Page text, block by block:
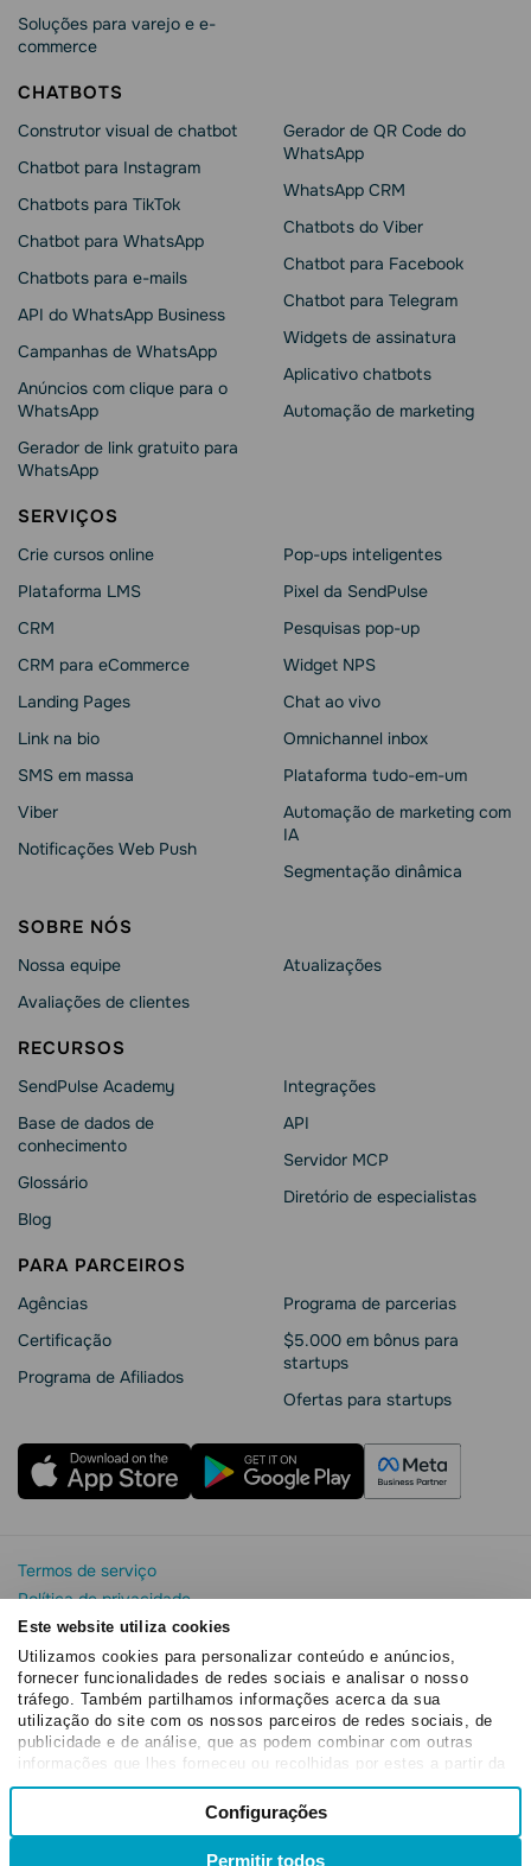
Este website utiliza cookies
Utilizamos cookies para personalizar conteúdo e anúncios,
fornecer funcionalidades de redes sociais e analisar o nosso
tráfego. Também partilhamos informações acerca da sua
utilização do site com os nossos parceiros de redes sociais, de
publicidade e de análise, que as podem combinar com outras
informações que lhes forneceu ou recolhidas por estes a partir da
sua utilização dos respetivos serviços.
Seleção
consentimento
Configurações
Permitir todos
Soluções para varejo e e-
commerce
CHATBOTS
Construtor visual de chatbot
Chatbot para Instagram
Chatbots para TikTok
Chatbot para WhatsApp
Chatbots para e-mails
API do WhatsApp Business
Campanhas de WhatsApp
Anúncios com clique para o
WhatsApp
Gerador de link gratuito para
WhatsApp
Gerador de QR Code do
WhatsApp
WhatsApp CRM
Chatbots do Viber
Chatbot para Facebook
Chatbot para Telegram
Widgets de assinatura
Aplicativo chatbots
Automação de marketing
SERVIÇOS
Crie cursos online
Plataforma LMS
CRM
CRM para eCommerce
Landing Pages
Link na bio
SMS em massa
Viber
Notificações Web Push
Pop-ups inteligentes
Pixel da SendPulse
Pesquisas pop-up
Widget NPS
Chat ao vivo
Omnichannel inbox
Plataforma tudo-em-um
Automação de marketing com
IA
Segmentação dinâmica
SOBRE NÓS
Nossa equipe
Avaliações de clientes
Atualizações
RECURSOS
SendPulse Academy
Base de dados de
conhecimento
Glossário
Blog
Integrações
API
Servidor MCP
Diretório de especialistas
PARA PARCEIROS
Agências
Сertificação
Programa de Afiliados
Programa de parcerias
$5.000 em bônus para
startups
Ofertas para startups
Termos de serviço
Política de privacidade
Segurança e privacidade da SendPulse
Declaração de Cookie
Acordo de processamento de dados
Copyright© 2015 - 2026. SendPulse. Todos os direitos
reservados